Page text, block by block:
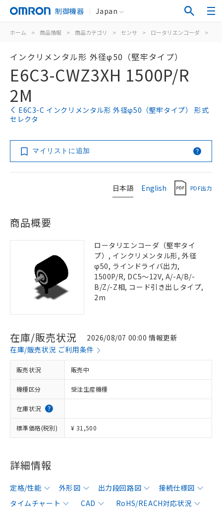
制御機器 Japan
ホーム > 商品情報 > 商品カテゴリ > センサ > ロータリエンコーダ >
インクリメンタル形 外径φ50（堅牢タイプ）
E6C3-CWZ3XH 1500P/R
2M
E6C3-C インクリメンタル形 外径φ50（堅牢タイプ） 形式
セレクタ
マイリストに追加
日本語 English PDF出力
商品概要
ロータリエンコーダ（堅牢タイ
プ）, インクリメンタル形, 外径
φ50, ラインドライバ出力,
1500P/R, DC5～12V, A/-A/B/-
B/Z/-Z相, コード引き出しタイプ,
2m
在庫/販売状況
2026/08/07 00:00 情報更新
在庫/販売状況 ご利用条件
販売状況 販売中
機種区分 受注生産機種
在庫状況
標準価格(税別) ¥ 31,500
詳細情報
定格/性能 外形図 出力段回路図
接続仕様図
タイムチャート
CAD
RoHS/REACH対応状況